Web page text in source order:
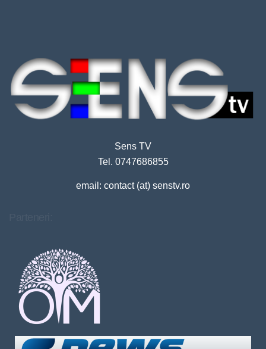
Sens TV
Tel. 0747686855
email: contact (at) senstv.ro